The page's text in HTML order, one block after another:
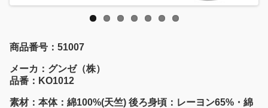
商品番号：51007
メーカ：グンゼ（株）
品番：KO1012
素材：本体：綿100%(天竺) 後ろ身頃：レーヨン65%・綿